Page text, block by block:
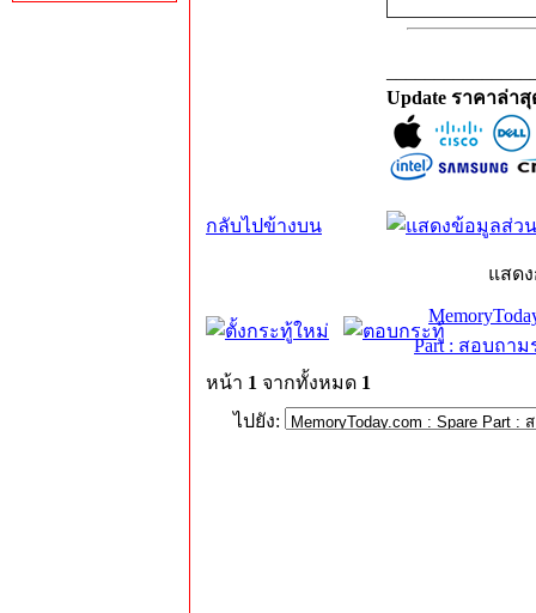
Update ราคาล่า
กลับไปข้างบน
แสด
Part : สอบถาม
หน้า 1 จากทั้งหมด 1
ไปยัง: